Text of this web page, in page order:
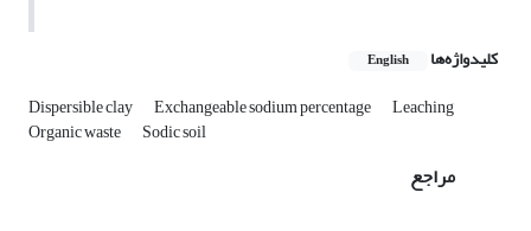
کلیدواژه‌ها English
Dispersible clay Exchangeable sodium percentage Leaching
Organic waste Sodic soil
مراجع